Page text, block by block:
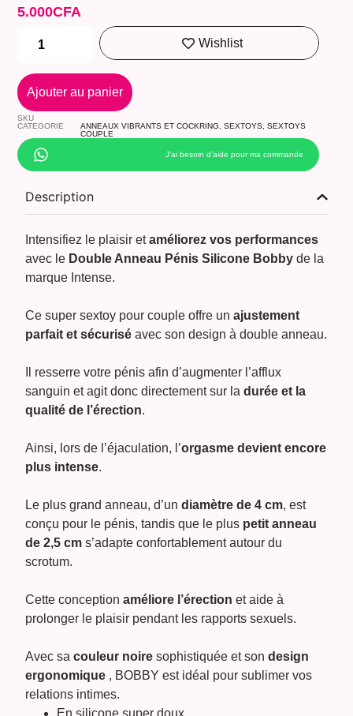
5.000CFA
Wishlist
Ajouter au panier
SKU
CATEGORIE
ANNEAUX VIBRANTS ET COCKRING SEXTOYS, SEXTOYS
COUPLE
J’ai besoin d’aide pour ma commande
Description
Intensifiez le plaisir etaméliorez vos performances
avec le Double Anneau Pénis Silicone Bobby de la
marque Intense.
Ce super sextoy pour couple offre unajustement
parfait et sécurisé avec son design à double anneau.
Il resserre votre pénis afin d’augmenter l’afflux
sanguin et agit donc directement sur ladurée et la
qualité de l’érection.
Ainsi, lors de l’éjaculation, l’orgasme devient encore
plus intense.
Le plus grand anneau, d’undiamètre de 4 cm, est
conçu pour le pénis, tandis que le plus petit anneau
de 2,5 cm s’adapte confortablement autour du
scrotum.
Cette conceptionaméliore l’érection et aide à
prolonger le plaisir pendant les rapports sexuels.
Avec sacouleur noire sophistiquée et sondesign
ergonomique , BOBBY est idéal pour sublimer vos
relations intimes.
En silicone super doux